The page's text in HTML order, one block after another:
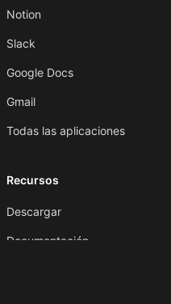
Notion
Slack
Google Docs
Gmail
Todas las aplicaciones
Recursos
Descargar
Documentación